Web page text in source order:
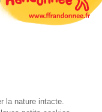
la nature intacte.